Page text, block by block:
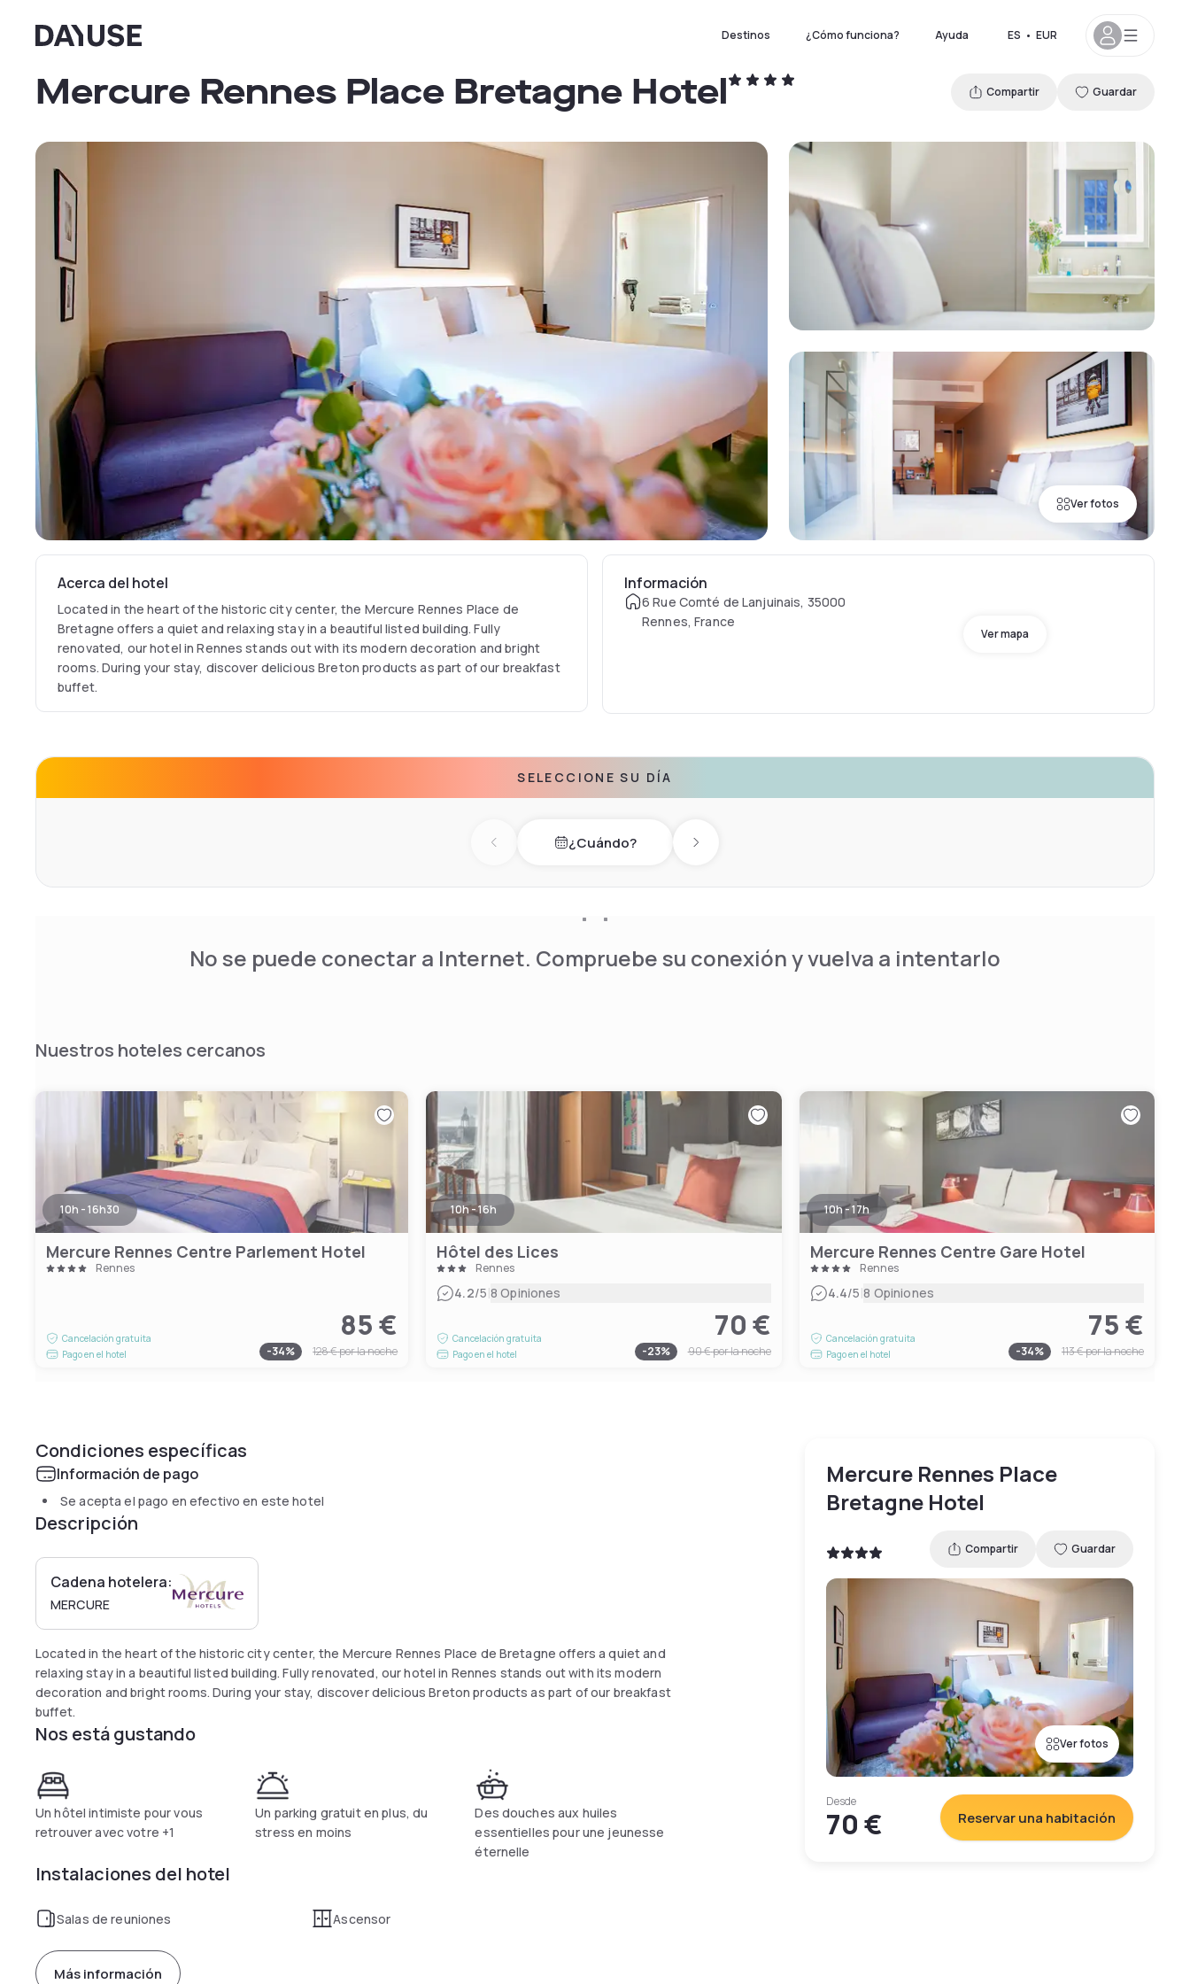
Dayuse Destinos ¿Cómo funciona? Ayuda ES • EUR
Ver fotos
Mercure Rennes Place Bretagne Hotel Compartir Guardar
Acerca del hotel
Located in the heart of the historic city center, the Mercure Rennes Place de
Bretagne offers a quiet and relaxing stay in a beautiful listed building. Fully
renovated, our hotel in Rennes stands out with its modern decoration and bright
rooms. During your stay, discover delicious Breton products as part of our breakfast
buffet.
Información
6 Rue Comté de Lanjuinais, 35000
Rennes, France
Ver mapa
SELECCIONE SU DÍA
Previous day¿Cuándo? Next day
No se puede conectar a Internet. Compruebe su conexión y vuelva a intentarlo
Nuestros hoteles cercanos
10h - 16h30
Mercure Rennes Centre Parlement Hotel
Rennes
Cancelación gratuita
Pago en el hotel
85 €
-34% 128 €por la noche
10h - 16h
Hôtel des Lices
Rennes
4.2/5|8 Opiniones
Cancelación gratuita
Pago en el hotel
70 €
-23% 90 €por la noche
10h - 17h
Mercure Rennes Centre Gare Hotel
Rennes
4.4/5|8 Opiniones
Cancelación gratuita
Pago en el hotel
75 €
-34% 113 €por la noche
Condiciones específicas
Información de pago
Se acepta el pago en efectivo en este hotel
Descripción
Cadena hotelera:
MERCURE
Located in the heart of the historic city center, the Mercure Rennes Place de Bretagne offers a quiet and
relaxing stay in a beautiful listed building. Fully renovated, our hotel in Rennes stands out with its modern
decoration and bright rooms. During your stay, discover delicious Breton products as part of our breakfast
buffet.
Nos está gustando
Un hôtel intimiste pour vous
retrouver avec votre +1
Un parking gratuit en plus, du
stress en moins
Des douches aux huiles
essentielles pour une jeunesse
éternelle
Instalaciones del hotel
Salas de reuniones Ascensor
Más información
Mercure Rennes Place
Bretagne Hotel
Compartir Guardar
Ver fotos
Desde
70 € Reservar una habitación